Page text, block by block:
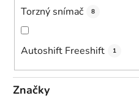
Torzný snímač 8
Autoshift Freeshift 1
Značky